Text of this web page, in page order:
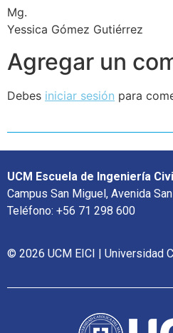
Mg.
Yessica Gómez Gutiérrez
Agregar un
Debes iniciar sesión para
UCM Escuela de Ingeniería
Campus San Miguel, Avenida
Teléfono: +56 71 298 600
© 2026 UCM EICI | Universidad